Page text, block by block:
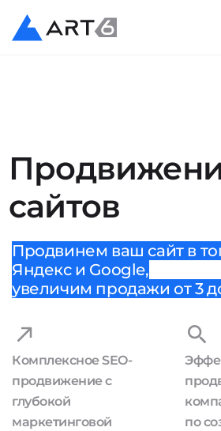
сайтов
Продвинем ваш сайт в
Яндекс и Google,
увеличим продажи от 3
Комплексное SEO-
продвижение с
глубокой
маркетинговой
по